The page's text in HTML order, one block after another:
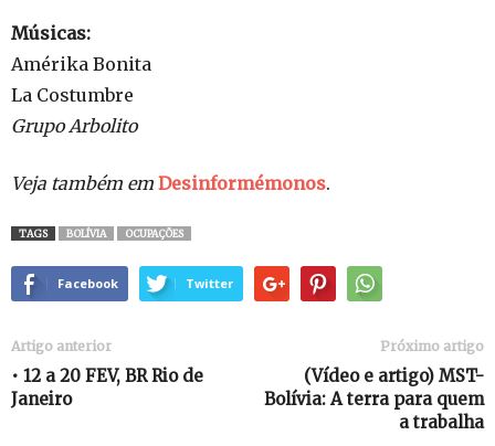
Músicas:
Amérika Bonita
La Costumbre
Grupo Arbolito
Veja também em Desinformémonos.
TAGS BOLÍVIA OCUPAÇÕES
Facebook Twitter
Artigo anterior
• 12 a 20 FEV, BR Rio de
Janeiro
Próximo artigo
(Vídeo e artigo) MST-
Bolívia: A terra para quem
a trabalha